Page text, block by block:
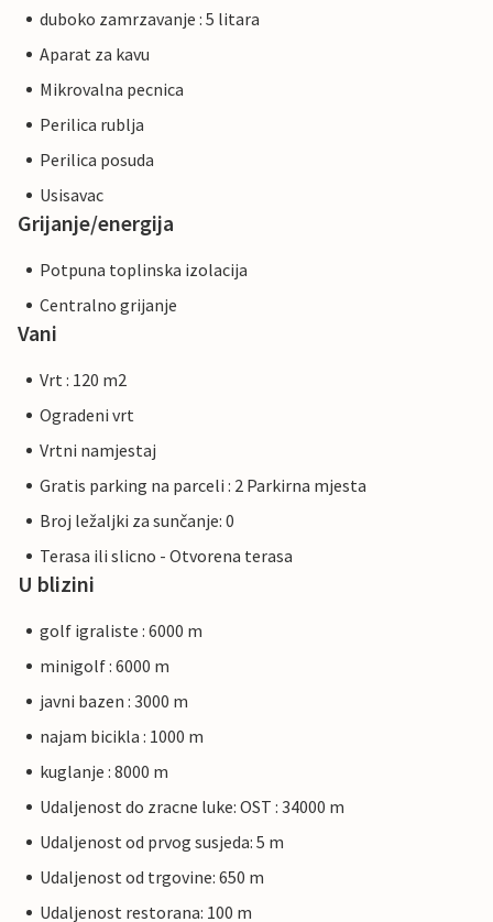
duboko zamrzavanje : 5 litara
Aparat za kavu
Mikrovalna pecnica
Perilica rublja
Perilica posuda
Usisavac
Grijanje/energija
Potpuna toplinska izolacija
Centralno grijanje
Vani
Vrt : 120 m2
Ogradeni vrt
Vrtni namjestaj
Gratis parking na parceli : 2 Parkirna mjesta
Broj ležaljki za sunčanje: 0
Terasa ili slicno - Otvorena terasa
U blizini
golf igraliste : 6000 m
minigolf : 6000 m
javni bazen : 3000 m
najam bicikla : 1000 m
kuglanje : 8000 m
Udaljenost do zracne luke: OST : 34000 m
Udaljenost od prvog susjeda: 5 m
Udaljenost od trgovine: 650 m
Udaljenost restorana: 100 m